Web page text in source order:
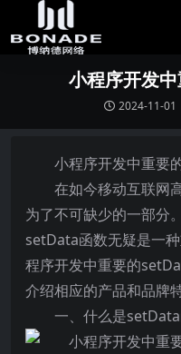
小程序开发
2024-11-01
小程序开发中重要
在如今移动互联网
为了不可缺少的一部分
setData函数无疑是一
程序开发中重要的
介绍相应的产品和品牌特
一、什么是setData